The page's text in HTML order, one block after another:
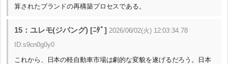
算されたブランドの再構築プロセスである。
15：ユレモ(ジパング) [ﾆﾀﾞ] 2026/06/02(火) 12:03:34.78
ID:s9cn0g0y0
これから、日本の軽自動車市場は劇的な変貌を遂げるだろう。日本